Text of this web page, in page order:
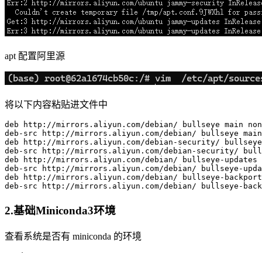
apt 配置阿里源
将以下内容粘贴进文件中
deb http://mirrors.aliyun.com/debian/ bullseye main
deb-src http://mirrors.aliyun.com/debian/ bullseye
deb http://mirrors.aliyun.com/debian-security/
deb-src http://mirrors.aliyun.com/debian-security/
deb http://mirrors.aliyun.com/debian/ bullseye-updates
deb-src http://mirrors.aliyun.com/debian/ bullseye-
deb http://mirrors.aliyun.com/debian/ bullseye-
2.基础Miniconda3环境
查看系统是否有 miniconda 的环境